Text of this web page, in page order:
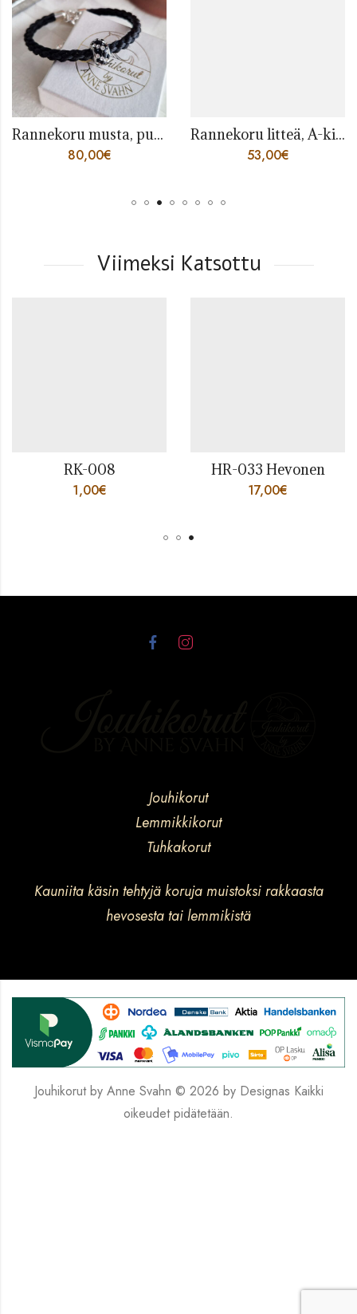
Rannekoru musta, puolipyöreä hopeaosilla
80,00€
Rannekoru litteä, A-kirjaimella
53,00€
Viimeksi Katsottu
RK-008
1,00€
HR-033 Hevonen
17,00€
Jouhikorut
Lemmikkikorut
Tuhkakorut
Kauniita käsin tehtyjä koruja muistoksi rakkaasta
hevosesta tai lemmikistä
Jouhikorut by Anne Svahn © 2026 by Designas Kaikki
oikeudet pidätetään.